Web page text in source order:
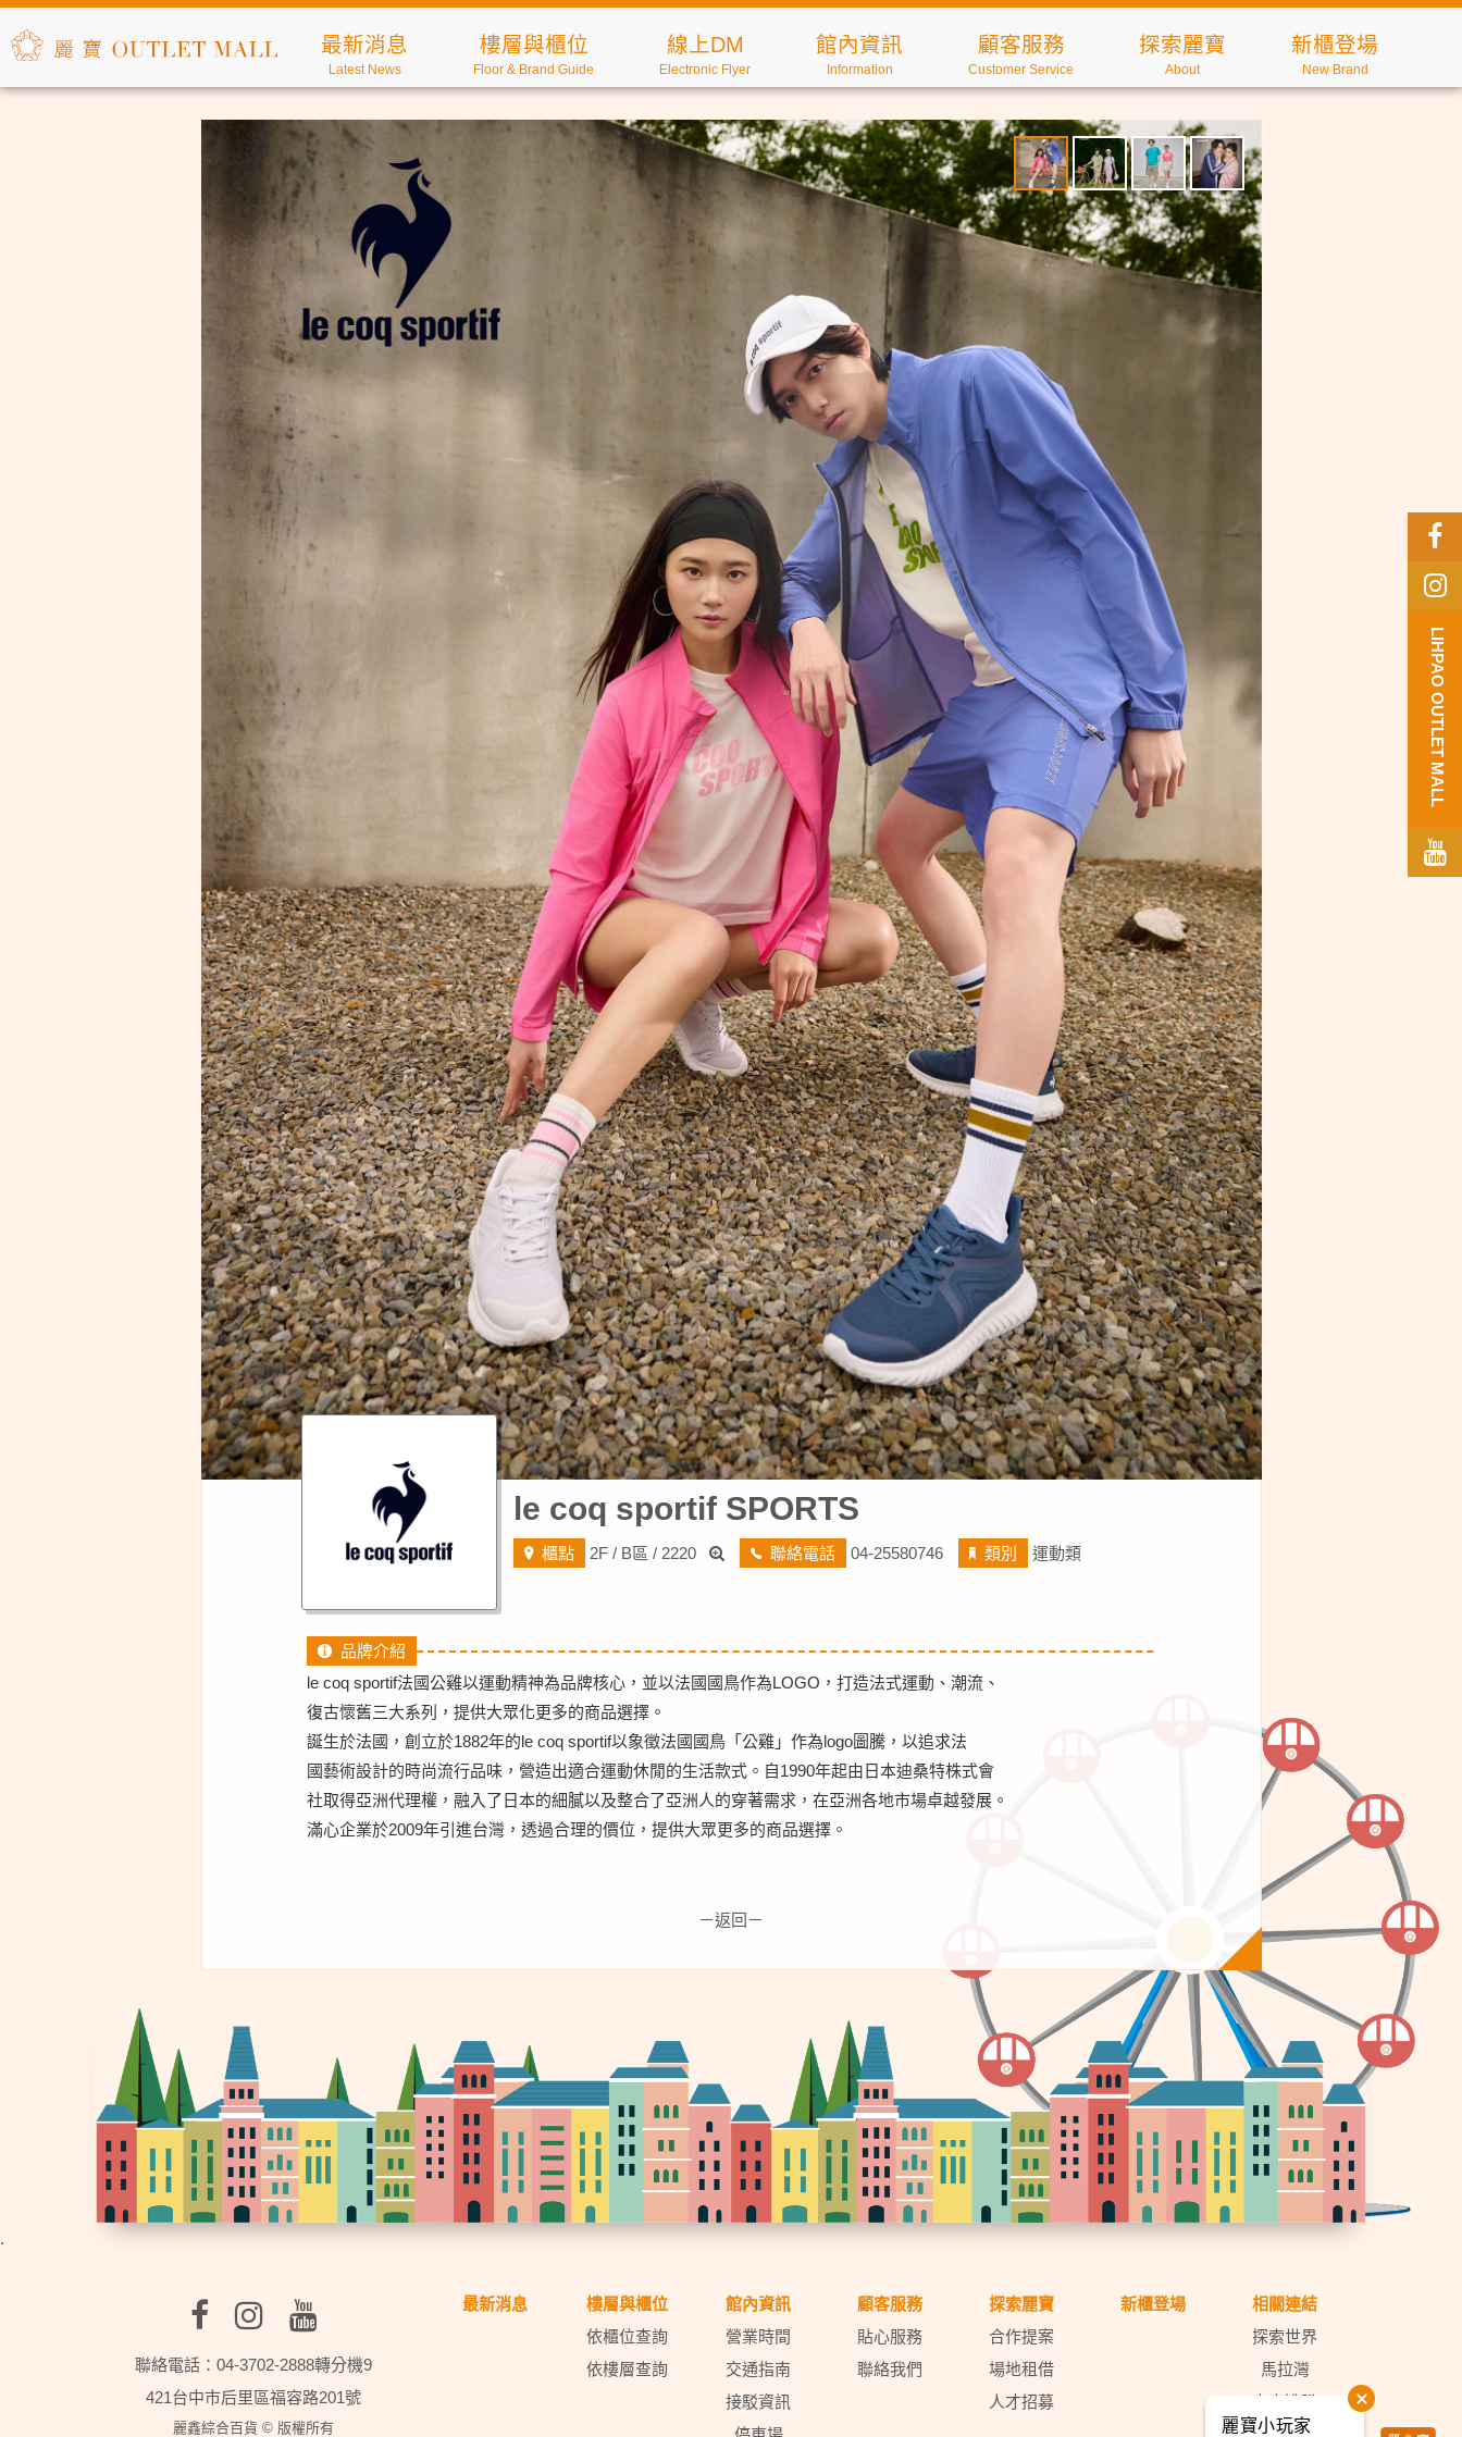
最新消息
Latest News
樓層與櫃位
Floor & Brand Guide
線上DM
Electronic Flyer
館內資訊
Information
顧客服務
Customer Service
探索麗寶
About
新櫃登場
New Brand
LIHPAO OUTLET MALL
le coq sportif SPORTS
櫃點 2F / B區 / 2220 聯絡電話 04-25580746 類別 運動類
品牌介紹
le coq sportif法國公雞以運動精神為品牌核心，並以法國國鳥作為LOGO，打造法式運動、潮流、
復古懷舊三大系列，提供大眾化更多的商品選擇。
誕生於法國，創立於1882年的le coq sportif以象徵法國國鳥「公雞」作為logo圖騰，以追求法
國藝術設計的時尚流行品味，營造出適合運動休閒的生活款式。自1990年起由日本迪桑特株式會
社取得亞洲代理權，融入了日本的細膩以及整合了亞洲人的穿著需求，在亞洲各地市場卓越發展。
滿心企業於2009年引進台灣，透過合理的價位，提供大眾更多的商品選擇。
－返回－
.
聯絡電話：04-3702-2888轉分機9
421台中市后里區福容路201號
麗鑫綜合百貨 © 版權所有
最新消息
樓層與櫃位
依櫃位查詢
依樓層查詢
館內資訊
營業時間
交通指南
接駁資訊
顧客服務
貼心服務
聯絡我們
探索麗寶
合作提案
場地租借
人才招募
新櫃登場
相關連結
探索世界
馬拉灣
密室逃脫
麗寶小玩家